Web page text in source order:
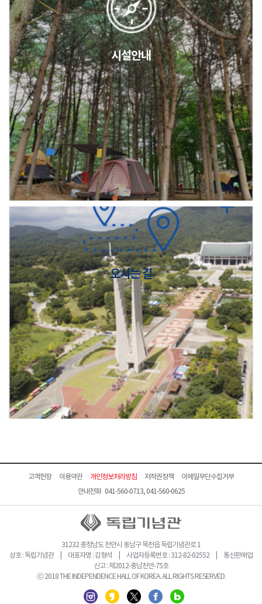
시설안내
오시는 길
고객헌장 이용약관 개인정보처리방침 저작권정책
이메일무단수집거부
안내전화 041-560-0713, 041-560-0625
31232 충청남도 천안시 동남구 목천읍 독립기념관로 1
상호 : 독립기념관 | 대표자명 : 김형석 | 사업자등록번호 : 312-82-02552 | 통신판매업
신고 : 제2012-충남천안-75호
ⓒ 2018 THE INDEPENDENCE HALL OF KOREA. ALL RIGHTS RESERVED.